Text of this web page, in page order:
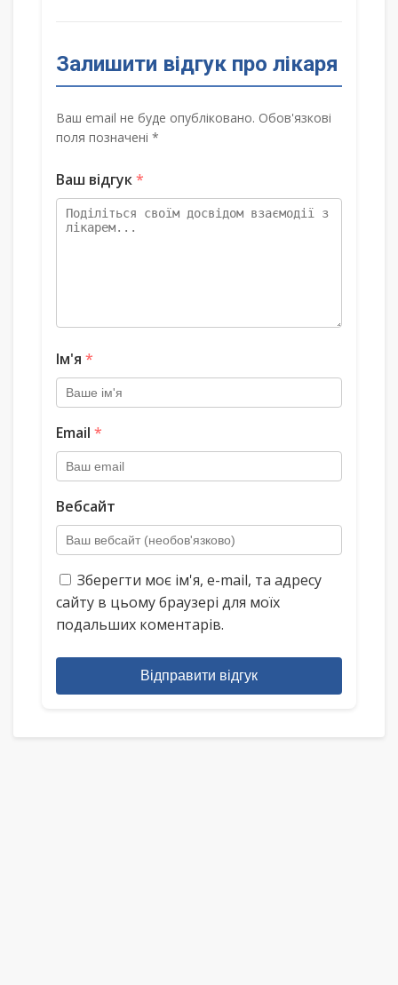
Залишити відгук про лікаря
Ваш email не буде опубліковано. Обов'язкові
поля позначені *
Ваш відгук*
Ім'я *
Email *
Вебсайт
Зберегти моє ім'я, e-mail, та адресу
сайту в цьому браузері для моїх
подальших коментарів.
Відправити відгук